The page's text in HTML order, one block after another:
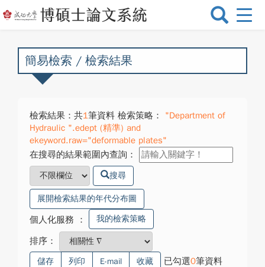
選
換
簡易檢索 / 檢索結果
檢索結果：共1筆資料 檢索策略：
"Department of
Hydraulic ".edept (精準) and
ekeyword.raw="deformable plates"
在搜尋的結果範圍內查詢：
搜尋
展開檢索結果的年代分布圖
個人化服務 ： 我的檢索策略
排序：
儲存 列印 E-mail 收藏 已勾選0筆資料